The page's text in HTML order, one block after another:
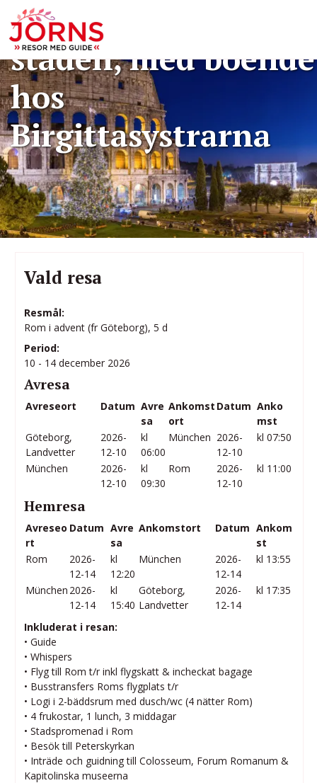
Rom - den eviga
staden, med boende
hos
Birgittasystrarna
Vald resa
Resmål:
Rom i advent (fr Göteborg), 5 d
Period:
10 - 14 december 2026
Avresa
Avreseort Datum Avre
sa
Ankomst
ort
Datum Anko
mst
Göteborg,
Landvetter
2026-
12-10
kl
06:00
München 2026-
12-10
kl 07:50
München
2026-
12-10
kl
09:30
Rom
2026-
12-10
kl 11:00
Hemresa
Avreseo
rt
Datum Avre
sa
Ankomstort Datum Ankom
st
Rom
2026-
12-14
kl
12:20
München
2026-
12-14
kl 13:55
München 2026-
12-14
kl
15:40
Göteborg,
Landvetter
2026-
12-14
kl 17:35
Inkluderat i resan:
• Guide
• Whispers
• Flyg till Rom t/r inkl flygskatt & incheckat bagage
• Busstransfers Roms flygplats t/r
• Logi i 2-bäddsrum med dusch/wc (4 nätter Rom)
• 4 frukostar, 1 lunch, 3 middagar
• Stadspromenad i Rom
• Besök till Peterskyrkan
• Inträde och guidning till Colosseum, Forum Romanum &
Kapitolinska museerna